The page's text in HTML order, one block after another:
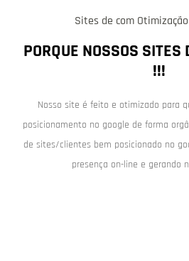
Sites de com Otimização
PORQUE NOSSOS SITES
!!!
Nosso site é feito e otimizado para
posicionamento no google de forma
de sites/clientes bem posicionado no
presença on-line e gerando